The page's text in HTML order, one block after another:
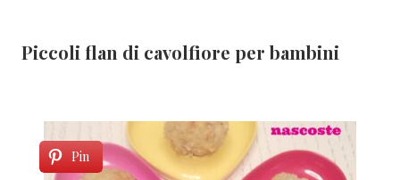
Piccoli flan di cavolfiore per bambini
Pin